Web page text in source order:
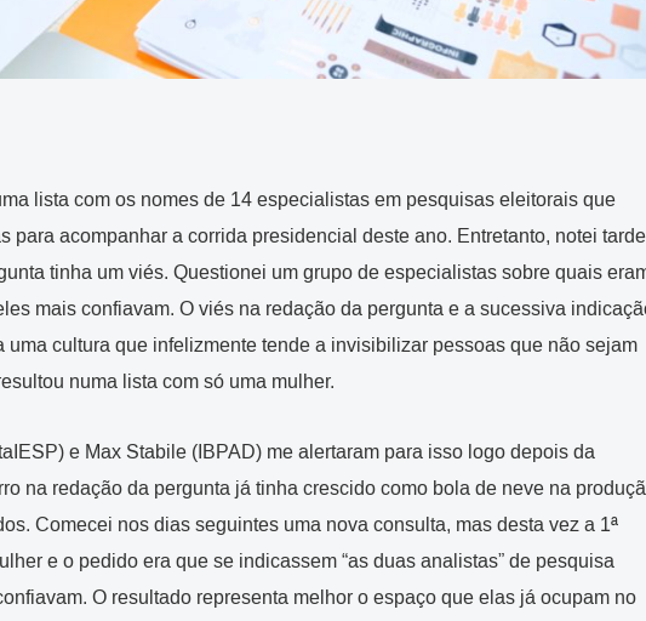
lista com os nomes de 14 especialistas em pesquisas eleitorais que
para acompanhar a corrida presidencial deste ano. Entretanto, notei tarde
tinha um viés. Questionei um grupo de especialistas sobre quais
mais confiavam. O viés na redação da pergunta e a sucessiva
uma cultura que infelizmente tende a invisibilizar pessoas que não sejam
numa lista com só uma mulher.
e Max Stabile (IBPAD) me alertaram para isso logo depois da
na redação da pergunta já tinha crescido como bola de neve na
Comecei nos dias seguintes uma nova consulta, mas desta vez a 1ª
e o pedido era que se indicassem “as duas analistas” de pesquisa
O resultado representa melhor o espaço que elas já ocupam no